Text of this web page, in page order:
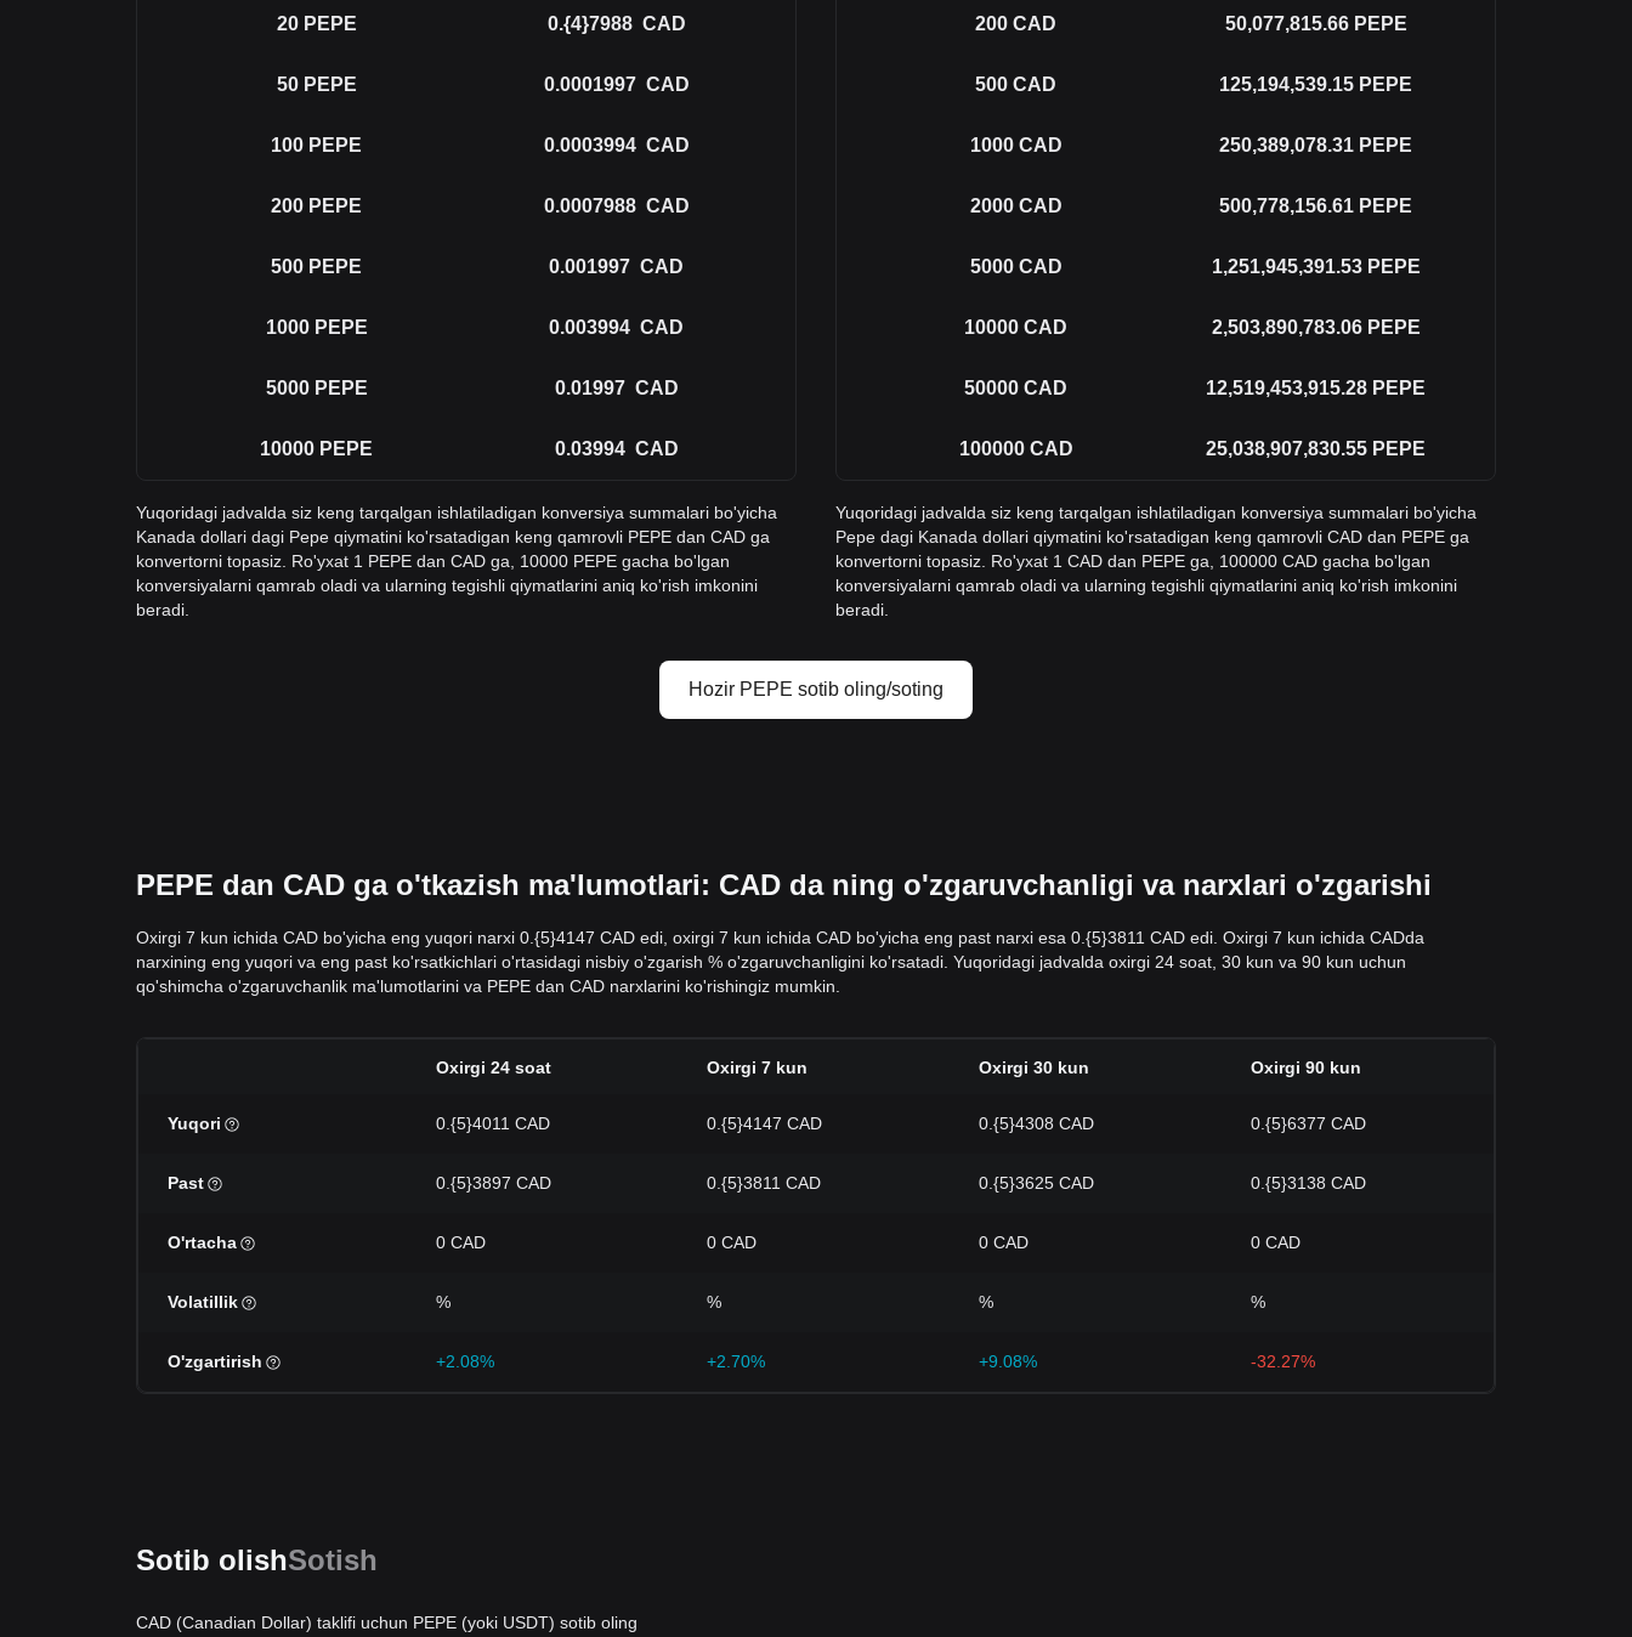
20 PEPE 0.{4}7988 CAD
50 PEPE 0.0001997 CAD
100 PEPE 0.0003994 CAD
200 PEPE 0.0007988 CAD
500 PEPE 0.001997 CAD
1000 PEPE 0.003994 CAD
5000 PEPE 0.01997 CAD
10000 PEPE 0.03994 CAD
Yuqoridagi jadvalda siz keng tarqalgan ishlatiladigan konversiya summalari bo'yicha
Kanada dollari dagi Pepe qiymatini ko'rsatadigan keng qamrovli PEPE dan CAD ga
konvertorni topasiz. Ro'yxat 1 PEPE dan CAD ga, 10000 PEPE gacha bo'lgan
konversiyalarni qamrab oladi va ularning tegishli qiymatlarini aniq ko'rish imkonini
beradi.
200 CAD 50,077,815.66 PEPE
500 CAD 125,194,539.15 PEPE
1000 CAD 250,389,078.31 PEPE
2000 CAD 500,778,156.61 PEPE
5000 CAD 1,251,945,391.53 PEPE
10000 CAD 2,503,890,783.06 PEPE
50000 CAD 12,519,453,915.28 PEPE
100000 CAD 25,038,907,830.55 PEPE
Yuqoridagi jadvalda siz keng tarqalgan ishlatiladigan konversiya summalari bo'yicha
Pepe dagi Kanada dollari qiymatini ko'rsatadigan keng qamrovli CAD dan PEPE ga
konvertorni topasiz. Ro'yxat 1 CAD dan PEPE ga, 100000 CAD gacha bo'lgan
konversiyalarni qamrab oladi va ularning tegishli qiymatlarini aniq ko'rish imkonini
beradi.
Hozir PEPE sotib oling/soting
PEPE dan CAD ga o'tkazish ma'lumotlari: CAD da ning o'zgaruvchanligi va narxlari o'zgarishi
Oxirgi 7 kun ichida CAD bo'yicha eng yuqori narxi 0.{5}4147 CAD edi, oxirgi 7 kun ichida CAD bo'yicha eng past narxi esa 0.{5}3811 CAD edi. Oxirgi 7 kun ichida CADda
narxining eng yuqori va eng past ko'rsatkichlari o'rtasidagi nisbiy o'zgarish % o'zgaruvchanligini ko'rsatadi. Yuqoridagi jadvalda oxirgi 24 soat, 30 kun va 90 kun uchun
qo'shimcha o'zgaruvchanlik ma'lumotlarini va PEPE dan CAD narxlarini ko'rishingiz mumkin.
Oxirgi 24 soat Oxirgi 7 kun Oxirgi 30 kun Oxirgi 90 kun
Yuqori 0.{5}4011 CAD 0.{5}4147 CAD 0.{5}4308 CAD 0.{5}6377 CAD
Past 0.{5}3897 CAD 0.{5}3811 CAD 0.{5}3625 CAD 0.{5}3138 CAD
O'rtacha 0 CAD 0 CAD 0 CAD 0 CAD
Volatillik % % % %
O'zgartirish +2.08% +2.70% +9.08% -32.27%
Sotib olishSotish
CAD (Canadian Dollar) taklifi uchun PEPE (yoki USDT) sotib oling